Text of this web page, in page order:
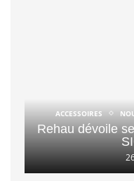
ACCESSOIRES
Rehau dévoile